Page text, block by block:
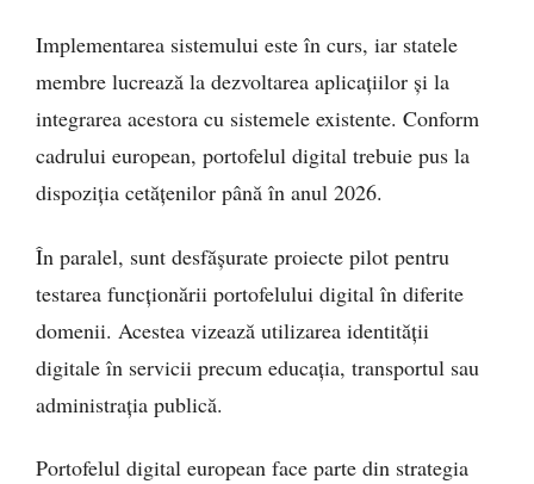
Implementarea sistemului este în curs, iar statele
membre lucrează la dezvoltarea aplicațiilor și la
integrarea acestora cu sistemele existente. Conform
cadrului european, portofelul digital trebuie pus la
dispoziția cetățenilor până în anul 2026.
În paralel, sunt desfășurate proiecte pilot pentru
testarea funcționării portofelului digital în diferite
domenii. Acestea vizează utilizarea identității
digitale în servicii precum educația, transportul sau
administrația publică.
Portofelul digital european face parte din strategia